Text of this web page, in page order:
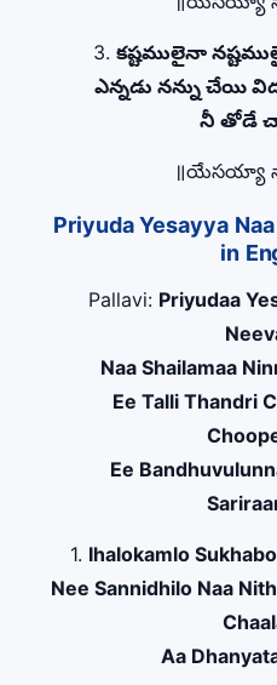
3. కష్టములైనా
ఎన్నడు నన్ను చేయి
నీ తోడే
॥యేసయ్యా
Priyuda Yesayya
in
Pallavi: Priyudaa
Naa Shailamaa
Ee Talli Thandri
Ee
1. Ihalokamlo
Nee Sannidhilo Naa
Aa